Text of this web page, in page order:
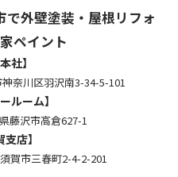
外壁塗装・屋根リフォ
ペイント
社】
奈川区羽沢南3-34-5-101
ルーム】
藤沢市高倉627-1
支店】
賀市三春町2-4-2-201